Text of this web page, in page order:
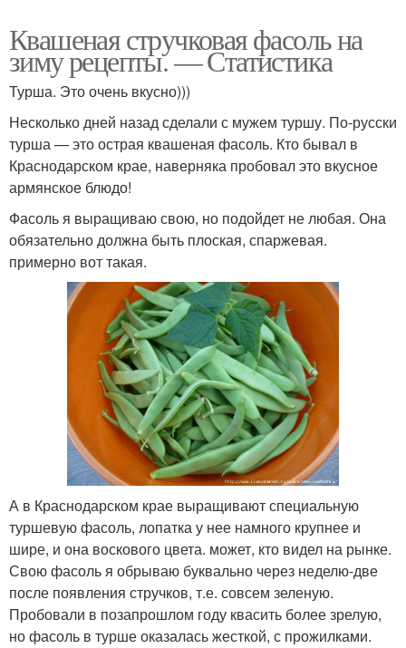
Квашеная стручковая фасоль на
зиму рецепты. — Статистика
Турша. Это очень вкусно)))
Несколько дней назад сделали с мужем туршу. По-русски
турша — это острая квашеная фасоль. Кто бывал в
Краснодарском крае, наверняка пробовал это вкусное
армянское блюдо!
Фасоль я выращиваю свою, но подойдет не любая. Она
обязательно должна быть плоская, спаржевая.
примерно вот такая.
А в Краснодарском крае выращивают специальную
туршевую фасоль, лопатка у нее намного крупнее и
шире, и она воскового цвета. может, кто видел на рынке.
Свою фасоль я обрываю буквально через неделю-две
после появления стручков, т.е. совсем зеленую.
Пробовали в позапрошлом году квасить более зрелую,
но фасоль в турше оказалась жесткой, с прожилками.